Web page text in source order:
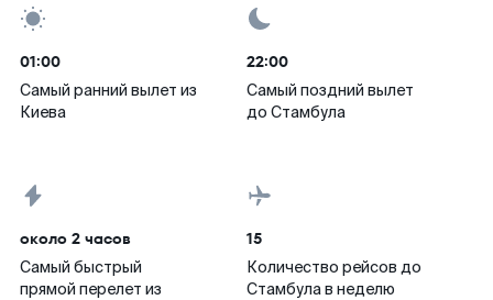
01:00
Самый ранний вылет из
Киева
22:00
Самый поздний вылет
до Стамбула
около 2 часов
Самый быстрый
прямой перелет из
15
Количество рейсов до
Стамбула в неделю